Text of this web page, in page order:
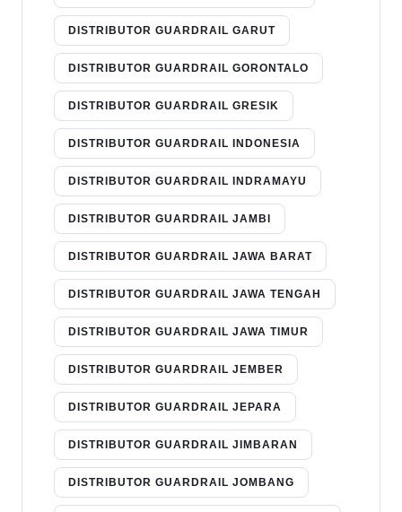
DISTRIBUTOR GUARDRAIL GARUT
DISTRIBUTOR GUARDRAIL GORONTALO
DISTRIBUTOR GUARDRAIL GRESIK
DISTRIBUTOR GUARDRAIL INDONESIA
DISTRIBUTOR GUARDRAIL INDRAMAYU
DISTRIBUTOR GUARDRAIL JAMBI
DISTRIBUTOR GUARDRAIL JAWA BARAT
DISTRIBUTOR GUARDRAIL JAWA TENGAH
DISTRIBUTOR GUARDRAIL JAWA TIMUR
DISTRIBUTOR GUARDRAIL JEMBER
DISTRIBUTOR GUARDRAIL JEPARA
DISTRIBUTOR GUARDRAIL JIMBARAN
DISTRIBUTOR GUARDRAIL JOMBANG